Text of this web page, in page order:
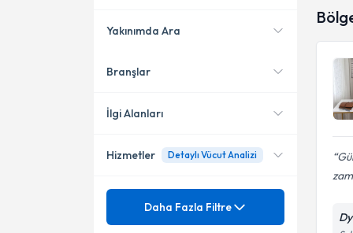
İskenderun
Yakınımda Ara
Konumuma yakın uzmanları
Branşlar
Diyetisyen
İlgi Alanları
Akdeniz Tipi Beslenme
Hizmetler Detaylı Vücut Analizi
Mezuniyet
Daha Fazla Filtre